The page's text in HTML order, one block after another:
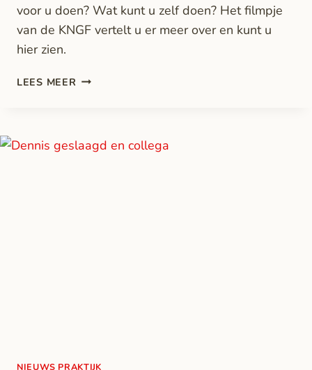
voor u doen? Wat kunt u zelf doen? Het filmpje
van de KNGF vertelt u er meer over en kunt u
hier zien.
LEES MEER
NIEUWS PRAKTIJK